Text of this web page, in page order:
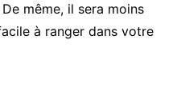
même, il sera moins
à ranger dans votre